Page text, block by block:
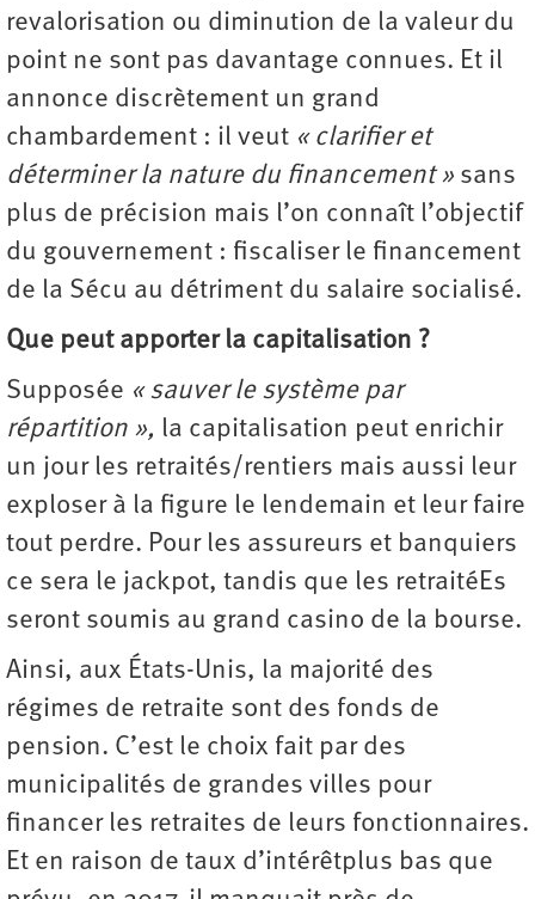
revalorisation ou diminution de la valeur du
point ne sont pas davantage connues. Et il
annonce discrètement un grand
chambardement : il veut « clarifier et
déterminer la nature du financement » sans
plus de précision mais l’on connaît l’objectif
du gouvernement : fiscaliser le financement
de la Sécu au détriment du salaire socialisé.
Que peut apporter la capitalisation ?
Supposée « sauver le système par
répartition », la capitalisation peut enrichir
un jour les retraités/rentiers mais aussi leur
exploser à la figure le lendemain et leur faire
tout perdre. Pour les assureurs et banquiers
ce sera le jackpot, tandis que les retraitéEs
seront soumis au grand casino de la bourse.
Ainsi, aux États-Unis, la majorité des
régimes de retraite sont des fonds de
pension. C’est le choix fait par des
municipalités de grandes villes pour
financer les retraites de leurs fonctionnaires.
Et en raison de taux d’intérêtplus bas que